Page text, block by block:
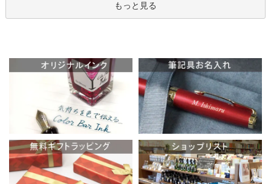
もっと見る